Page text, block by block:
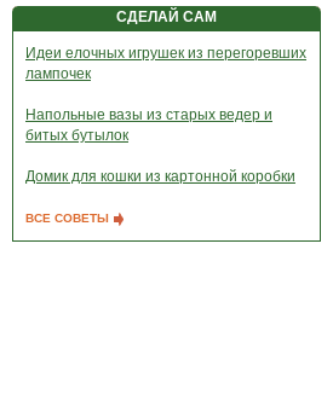
СДЕЛАЙ САМ
Идеи елочных игрушек из перегоревших
лампочек
Напольные вазы из старых ведер и
битых бутылок
Домик для кошки из картонной коробки
ВСЕ СОВЕТЫ